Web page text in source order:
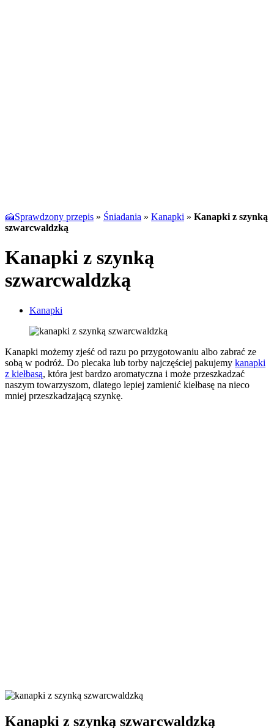
🍰Sprawdzony przepis » Śniadania » Kanapki » Kanapki z szynką
szwarcwaldzką
Kanapki z szynką
szwarcwaldzką
Kanapki
Kanapki możemy zjeść od razu po przygotowaniu albo zabrać ze
sobą w podróż. Do plecaka lub torby najczęściej pakujemy kanapki
z kiełbasą, która jest bardzo aromatyczna i może przeszkadzać
naszym towarzyszom, dlatego lepiej zamienić kiełbasę na nieco
mniej przeszkadzającą szynkę.
Kanapki z szynką szwarcwaldzką